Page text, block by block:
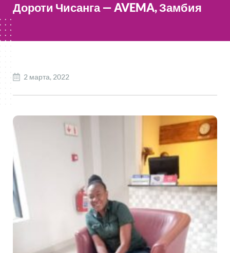
Дороти Чисанга — AVEMA, Замбия
2 марта, 2022